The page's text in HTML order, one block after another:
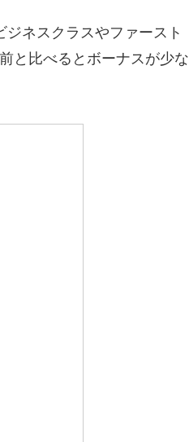
ネスクラスやファースト
と比べるとボーナスが少な